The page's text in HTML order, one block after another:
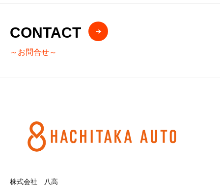
CONTACT
～お問合せ～
株式会社 八高